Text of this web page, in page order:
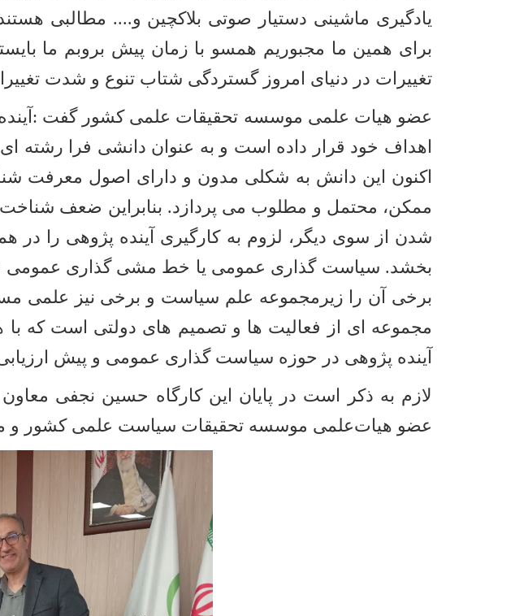
یادگیری ماشینی دستیار صوتی بلاکچین و.... مطالبی
برای همین ما مجبوریم همسو با زمان پیش بروبم ما
تغییرات در دنیای امروز گستردگی شتاب تنوع و شدت
عضو هیات علمی موسسه تحقیقات علمی کشور گفت :آینده
اهداف خود قرار داده است و به عنوان دانشی فرا رشته
اکنون این دانش به شکلی مدون و دارای اصول معرفت
ممکن، محتمل و مطلوب می پردازد. بنابراین ضعف
شدن از سوی دیگر، لزوم به کارگیری آینده پژوهی را
بخشد. سیاست گذاری عمومی یا خط مشی گذاری عمومی
برخی آن را زیرمجموعه علم سیاست و برخی نیز علمی
مجموعه ای از فعالیت ها و تصمیم های دولتی است که
آینده پژوهی در حوزه سیاست گذاری عمومی و پیش
لازم به ذکر است در پایان این کارگاه حسین نجفی
عضو هیات‌علمی موسسه تحقیقات سیاست علمی کشور و